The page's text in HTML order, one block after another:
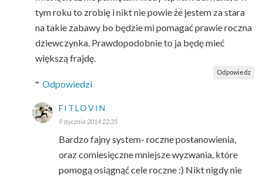
tym roku to zrobię i nikt nie powie że jestem za stara
na takie zabawy bo będzie mi pomagać prawie roczna
dziewczynka. Prawdopodobnie to ja będę mieć
większą frajdę.
Odpowiedz
Odpowiedzi
FITLOVIN
9 stycznia 2014 22:35
Bardzo fajny system- roczne postanowienia,
oraz comiesięczne mniejsze wyzwania, które
pomogą osiągnąć cele roczne :) Nikt nigdy nie